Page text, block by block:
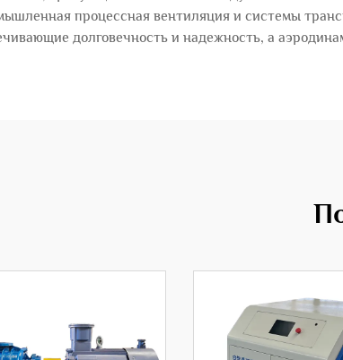
процессная вентиляция и системы
долговечность и надежность, а